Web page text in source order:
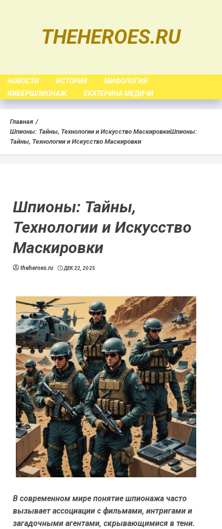
THEHEROES.RU
НОВОСТИ ИСТОРИЯ
МИФОЛОГИЯ
КИБЕРШПИОНАЖ
ЕКАТЕРИНА МЕДИЧИ
Главная
Шпионы: Тайны, Технологии и Искусство МаскировкиШпионы:
Тайны, Технологии и Искусство Маскировки
Шпионы: Тайны,
Технологии и Искусство
Маскировки
theheroes.ru ДЕК 22, 2025
В современном мире понятие шпионажа часто
вызывает ассоциации с фильмами, интригами и
загадочными агентами, скрывающимися в тени.